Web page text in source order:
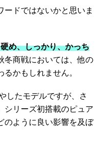
ードではないかと思いま
め、しっかり、かっち
冬商戦においては、他の
かもしれません。
したモデルですが、さ
シリーズ初搭載のピュア
のように良い影響を及ぼ